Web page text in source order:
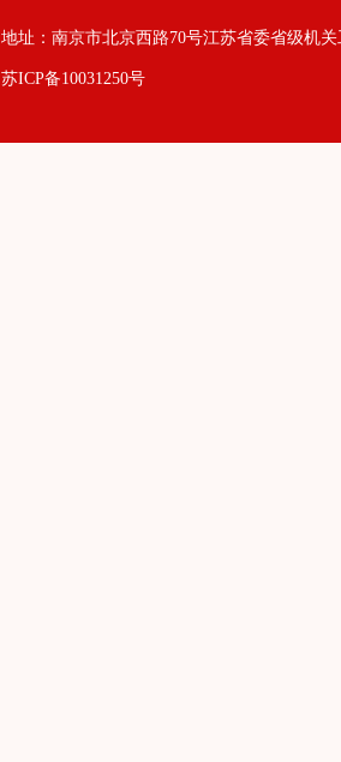
地址：南京市北京西路70号江苏省委省级机
苏ICP备10031250号